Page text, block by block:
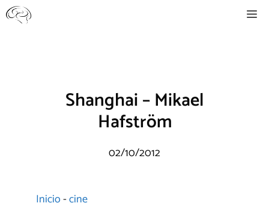
Saltar
al
Shanghai – Mikael
Hafström
02/10/2012
Inicio-cine